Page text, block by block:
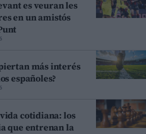
es veuran les
en un amistós
más interés
españoles?
cotidiana: los
que entrenan la